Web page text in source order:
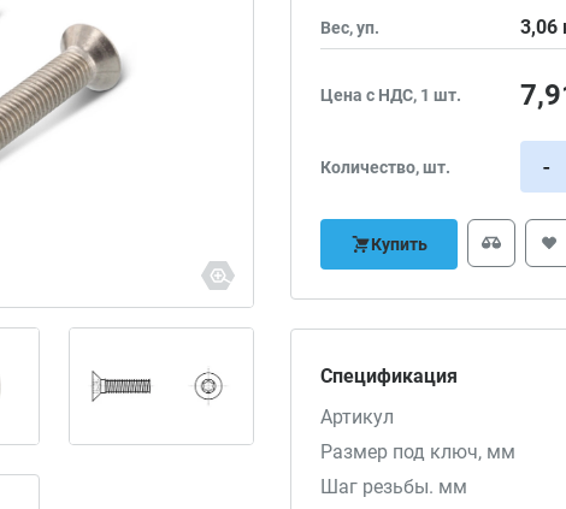
Вес, уп. 3,06
Цена с НДС, 1 шт.
Количество, шт. -
Купить
Спецификация
Артикул
Размер под ключ, мм
Шаг резьбы. мм